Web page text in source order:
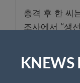
총격 후 한 씨
조사에서 “생
을 끊을 계획
경찰은 H마
KNEWS